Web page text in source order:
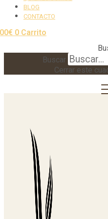
BLOG
CONTACTO
€ 0 Carrito
Buscar
Cerrar este